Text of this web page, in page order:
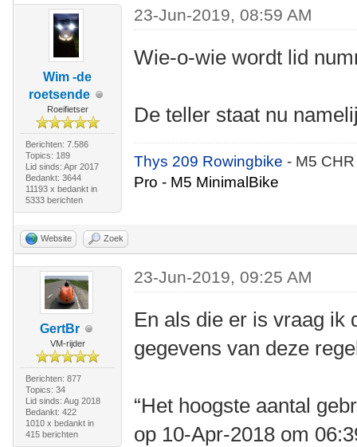
Wim -de
roetsende
Roeifietser
Berichten: 7.586
Topics: 189
Lid sinds: Apr 2017
Bedankt: 3644
11193 x bedankt in
5333 berichten
23-Jun-2019, 08:59 AM
Wie-o-wie wordt lid
De teller staat nu
Thys 209 Rowingbike- M5
Pro - M5 MinimalBike
Website Zoek
GertBr
VM-rijder
Berichten: 877
Topics: 34
Lid sinds: Aug 2018
Bedankt: 422
1010 x bedankt in
415 berichten
23-Jun-2019, 09:25 AM
En als die er is vraag ik
gegevens van deze
“Het hoogste aantal
op 10-Apr-2018 om